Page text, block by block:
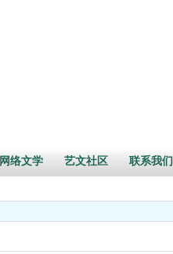
网络文学 艺文社区 联系我们